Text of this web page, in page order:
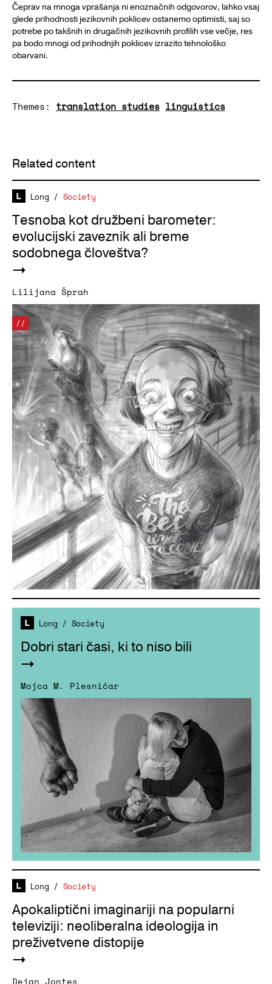
Čeprav na mnoga vprašanja ni enoznačnih odgovorov, lahko vsaj
glede prihodnosti jezikovnih poklicev ostanemo optimisti, saj so
potrebe po takšnih in drugačnih jezikovnih profilih vse večje, res
pa bodo mnogi od prihodnjih poklicev izrazito tehnološko
obarvani.
Themes: translation studies linguistics
Related content
Long / Society
Tesnoba kot družbeni barometer:
evolucijski zaveznik ali breme
sodobnega človeštva?
Lilijana Šprah
//
Long / Society
Dobri stari časi, ki to niso bili
Mojca M. Plesničar
Long / Society
Apokaliptični imaginariji na popularni
televiziji: neoliberalna ideologija in
preživetvene distopije
Dejan Jontes